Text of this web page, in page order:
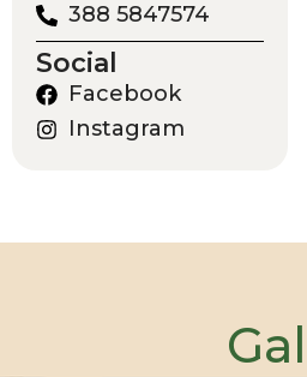
388 5847574
Social
Facebook
Instagram